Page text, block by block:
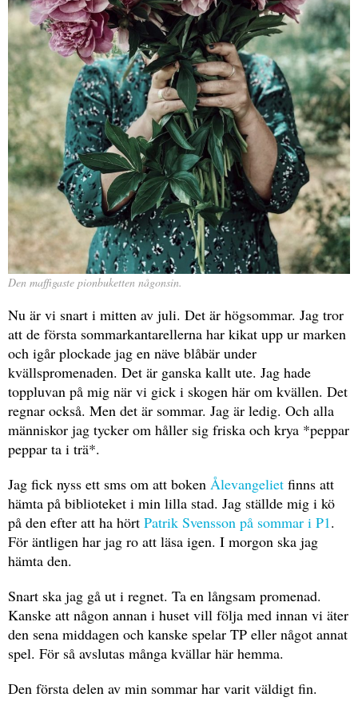
Den maffigaste pionbuketten någonsin.
Nu är vi snart i mitten av juli. Det är högsommar. Jag tror
att de första sommarkantarellerna har kikat upp ur marken
och igår plockade jag en näve blåbär under
kvällspromenaden. Det är ganska kallt ute. Jag hade
toppluvan på mig när vi gick i skogen här om kvällen. Det
regnar också. Men det är sommar. Jag är ledig. Och alla
människor jag tycker om håller sig friska och krya *peppar
peppar ta i trä*.
Jag fick nyss ett sms om att boken Ålevangeliet finns att
hämta på biblioteket i min lilla stad. Jag ställde mig i kö
på den efter att ha hört Patrik Svensson på sommar i P1.
För äntligen har jag ro att läsa igen. I morgon ska jag
hämta den.
Snart ska jag gå ut i regnet. Ta en långsam promenad.
Kanske att någon annan i huset vill följa med innan vi äter
den sena middagen och kanske spelar TP eller något annat
spel. För så avslutas många kvällar här hemma.
Den första delen av min sommar har varit väldigt fin.